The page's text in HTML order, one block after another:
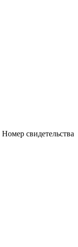
Номер свидетельства